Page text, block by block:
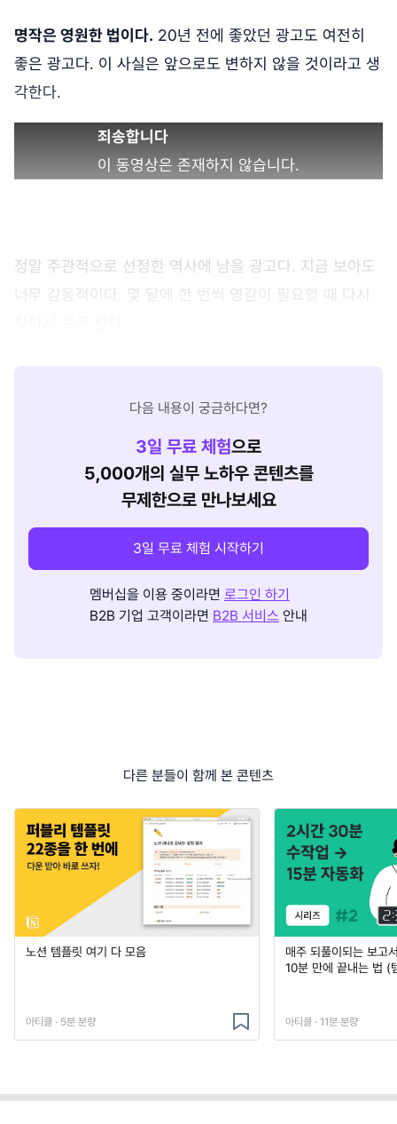
명작은 영원한 법이다. 20년 전에 좋았던 광고도 여전히
좋은 광고다. 이 사실은 앞으로도 변하지 않을 것이라고 생
각한다.
죄송합니다
이 동영상은 존재하지 않습니다.
정말 주관적으로 선정한 역사에 남을 광고다. 지금 보아도
너무 감동적이다. 몇 달에 한 번씩 영감이 필요할 때 다시
다음 내용이 궁금하다면?
3일 무료 체험으로
5,000개의 실무 노하우 콘텐츠를
무제한으로 만나보세요
3일 무료 체험 시작하기
멤버십을 이용 중이라면 로그인 하기
B2B 기업 고객이라면 B2B 서비스 안내
다른 분들이 함께 본 콘텐츠
노션 템플릿 여기 다 모음
아티클 · 5분 분량
매주 되풀이되는 보고
10분 만에 끝내는 법 (
아티클 · 11분 분량